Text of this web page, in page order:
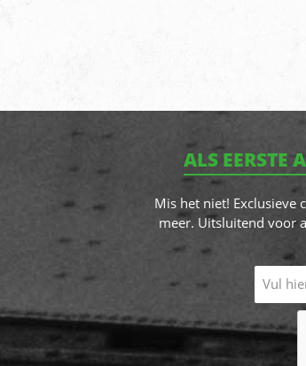
ALS EERSTE
Mis het niet! Exclusieve
meer. Uitsluitend voor